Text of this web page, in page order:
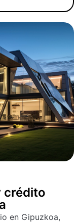
crédito
en Gipuzkoa,